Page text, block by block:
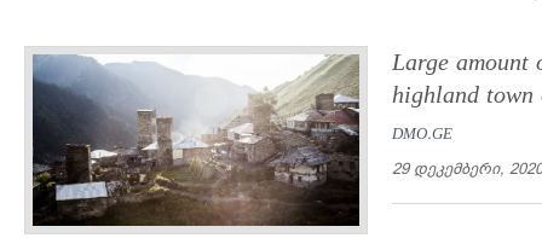
Large amount
highland
DMO.GE
29 დეკემბერი, 2020